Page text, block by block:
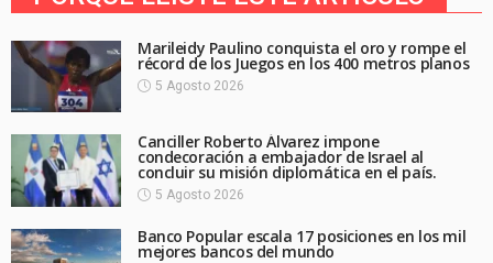
Marileidy Paulino conquista el oro y rompe el
récord de los Juegos en los 400 metros planos
5 Agosto 2026
Canciller Roberto Álvarez impone
condecoración a embajador de Israel al
concluir su misión diplomática en el país.
5 Agosto 2026
Banco Popular escala 17 posiciones en los mil
mejores bancos del mundo